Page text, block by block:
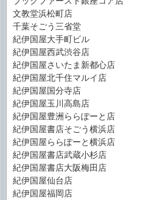
文教堂浜松町店
千葉そごう三省堂
紀伊国屋大手町ビル
紀伊国屋西武渋谷店
紀伊国屋さいたま新都心店
紀伊国屋北千住マルイ店
紀伊国屋国分寺店
紀伊国屋玉川高島店
紀伊国屋豊洲ららぽーと店
紀伊国屋書店そごう横浜店
紀伊国屋ららぽーと横浜店
紀伊国屋書店武蔵小杉店
紀伊国屋書店大阪梅田店
紀伊国屋仙台店
紀伊国屋福岡店